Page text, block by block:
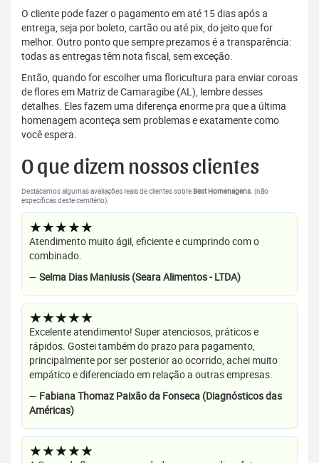
O cliente pode fazer o pagamento em até 15 dias após a
entrega, seja por boleto, cartão ou até pix, do jeito que for
melhor. Outro ponto que sempre prezamos é a transparência:
todas as entregas têm nota fiscal, sem exceção.
Então, quando for escolher uma floricultura para enviar coroas
de flores em Matriz de Camaragibe (AL), lembre desses
detalhes. Eles fazem uma diferença enorme pra que a última
homenagem aconteça sem problemas e exatamente como
você espera.
O que dizem nossos clientes
Destacamos algumas avaliações reais de clientes sobre Best Homenagens. (não
específicas deste cemitério).
★★★★★
Atendimento muito ágil, eficiente e cumprindo com o
combinado.
— Selma Dias Maniusis (Seara Alimentos - LTDA)
★★★★★
Excelente atendimento! Super atenciosos, práticos e
rápidos. Gostei também do prazo para pagamento,
principalmente por ser posterior ao ocorrido, achei muito
empático e diferenciado em relação a outras empresas.
— Fabiana Thomaz Paixão da Fonseca (Diagnósticos das
Américas)
★★★★★